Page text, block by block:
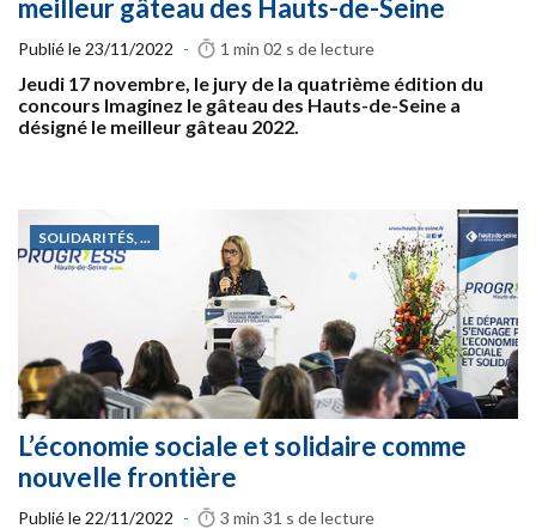
meilleur gâteau des Hauts-de-Seine
Publié le 23/11/2022 - 1 min 02 s de lecture
Jeudi 17 novembre, le jury de la quatrième édition du
concours Imaginez le gâteau des Hauts-de-Seine a
désigné le meilleur gâteau 2022.
SOLIDARITÉS, ...
L’économie sociale et solidaire comme
nouvelle frontière
Publié le 22/11/2022 - 3 min 31 s de lecture